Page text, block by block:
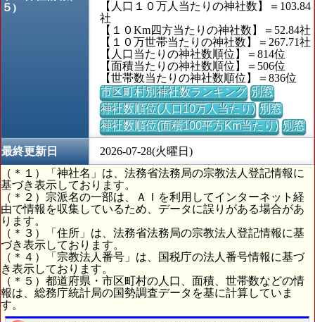
５)
【人口１０万人当たりの神社数】＝103.84
社
【１０Km四方当たりの神社数】＝52.84社
【１０万世帯当たりの神社数】＝267.71社
【人口当たりの神社数順位】＝814位
【面積当たりの神社数順位】＝506位
【世帯数当たりの神社数順位】＝836位
市区町村別神社数ランキング 別窓
神社数順位(人口10万人当たり) 別窓
神社数順位(面積100平方Km当たり) 別窓
最終更新日
2026-07-28(火曜日)
（＊１）「神社名」は、法務省法務局の宗教法人登記情報に
基づき表示しております。
（＊２）宗派名の一部は、ＡＩを利用してインターネット経
由で情報を収集しているため、データに誤りがある場合があ
ります。
（＊３）「住所」は、法務省法務局の宗教法人登記情報に基
づき表示しております。
（＊４）「宗教法人番号」は、国税庁の法人番号情報に基づ
き表示しております。
（＊５）都道府県・市区町村の人口、面積、世帯数などの情
報は、総務庁統計局の国勢調査データを基に計算していま
す。